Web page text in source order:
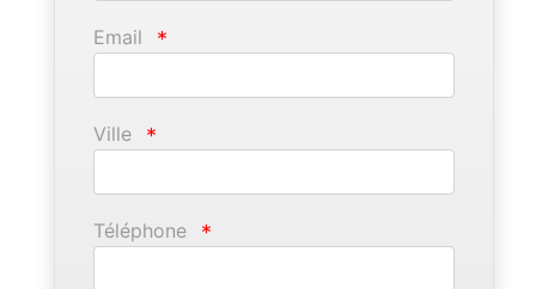
Email *
Ville *
Téléphone *